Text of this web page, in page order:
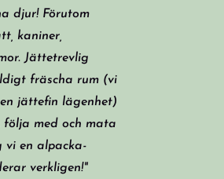
djur! Förutom
kaniner,
Jättetrevlig
fräscha rum (vi
jättefin lägenhet)
med och mata
vi en alpacka-
verkligen!"